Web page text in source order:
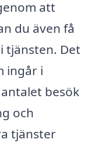
att
du även få
tjänsten. Det
ingår i
besök
och
tjänster